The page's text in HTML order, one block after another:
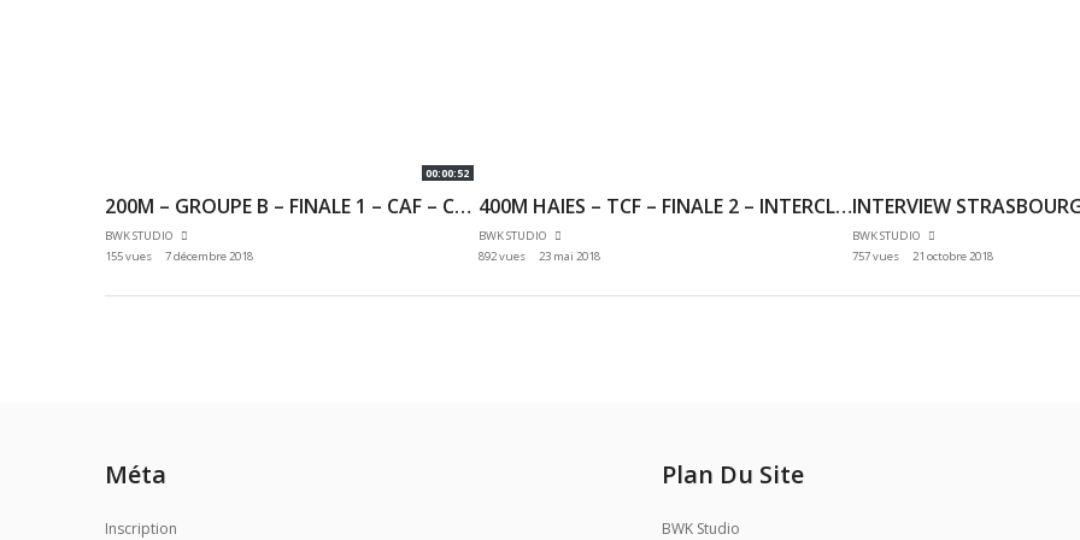
00:00:52
200M – GROUPE B – FINALE 1 – CAF – CHAMPIONNAT 92 & 78 INDOOR 02/12/2018 – EAUBONNE
BWK STUDIO
155 vues
7 décembre 2018
400M HAIES – TCF – FINALE 2 – INTERCLUBS 2EME TOUR FINALE PROMO N2C – 20/05/2018 – GAGNY
BWK STUDIO
892 vues
23 mai 2018
BWK STUDIO
757 vues
21 octobre 2018
Méta
Inscription
Plan Du Site
BWK Studio